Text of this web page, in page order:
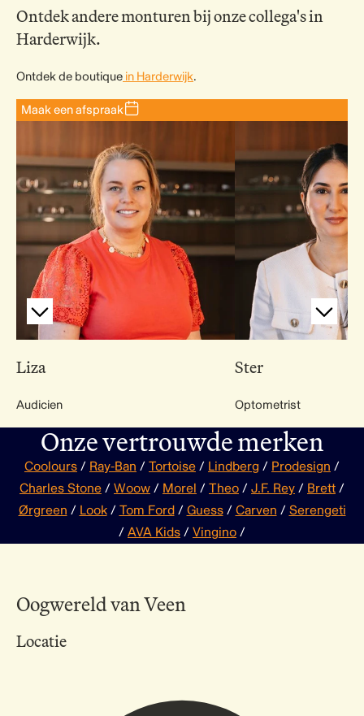
Ontdek andere monturen bij onze collega's in
Harderwijk.
Ontdek de boutique in Harderwijk.
Maak een afspraak
Liza
Audicien
Ster
Optometrist
Onze vertrouwde merken
Coolours / Ray-Ban / Tortoise / Lindberg / Prodesign /
Charles Stone / Woow / Morel / Theo / J.F. Rey / Brett /
Ørgreen / Look/ Tom Ford/ Guess/ Carven / Serengeti
/ AVA Kids / Vingino /
Oogwereld van Veen
Locatie